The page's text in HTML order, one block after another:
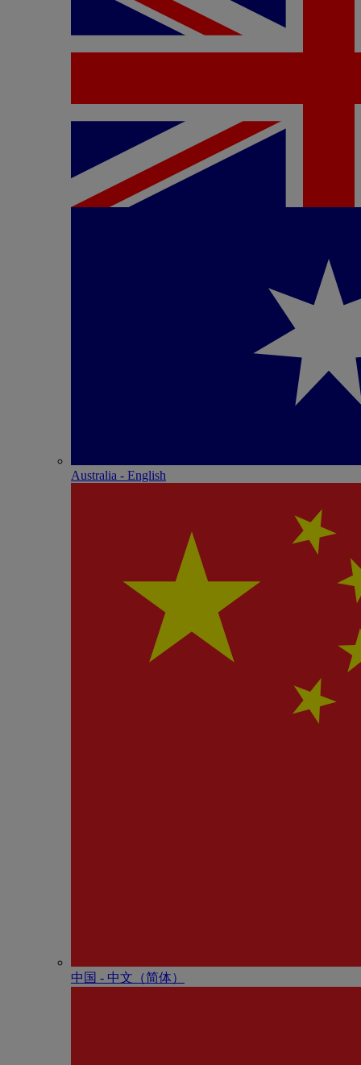
Australia - English
中国 - 中⽂（简体）